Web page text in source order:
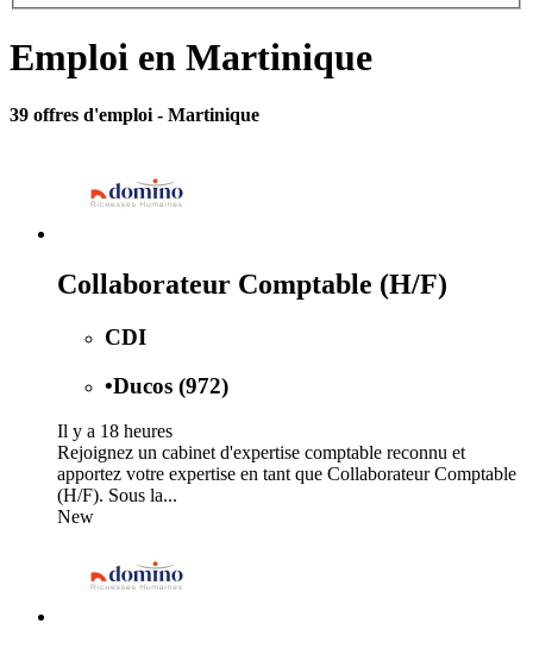
Emploi en Martinique
39 offres d'emploi - Martinique
Collaborateur Comptable (H/F)
CDI
•Ducos (972)
Il y a 18 heures
Rejoignez un cabinet d'expertise comptable reconnu et
apportez votre expertise en tant que Collaborateur Comptable
(H/F). Sous la...
New